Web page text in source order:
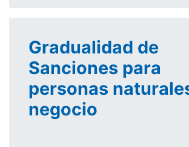
Gradualidad de
Sanciones para
personas
negocio